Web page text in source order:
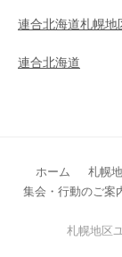
連合北海道札幌地
連合北海道
ホーム 札幌
集会・行動のご案
札幌地区